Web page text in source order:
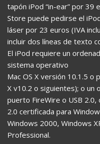
tapón iPod “in-ear” por 39
Store puede pedirse el
láser por 23 euros (IVA
incluir dos líneas de texto
El iPod requiere un
sistema operativo
Mac OS X versión 10.1.5 o
X v10.2 o siguientes); o un
puerto FireWire o USB 2.0,
2.0 certificada para
Windows 2000, Windows
Professional.